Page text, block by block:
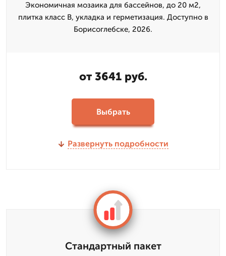
Экономичная мозаика для бассейнов, до 20 м2,
плитка класс B, укладка и герметизация. Доступно в
Борисоглебске, 2026.
от 3641 руб.
Выбрать
Развернуть подробности
Стандартный пакет